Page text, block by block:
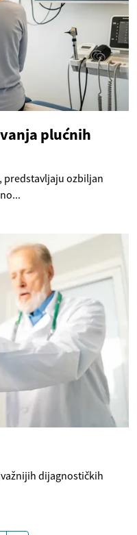
plućnih
predstavljaju ozbiljan
dijagnostičkih